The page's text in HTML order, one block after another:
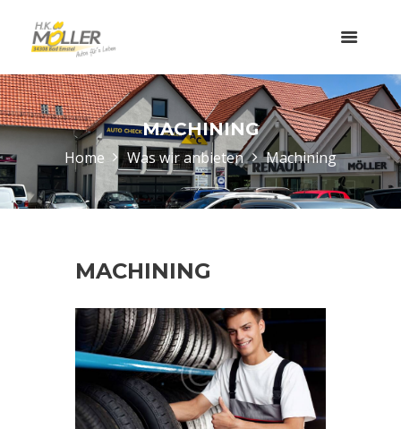
MACHINING
Home Was wir anbieten Machining
MACHINING